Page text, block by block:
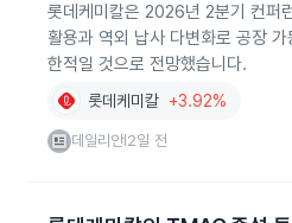
롯데케미칼은 2026년 2분기 컨퍼
활용과 역외 납사 다변화로 공장
한적일 것으로 전망했습니다.
롯데케미칼 +3.92%
데일리안| 2일 전